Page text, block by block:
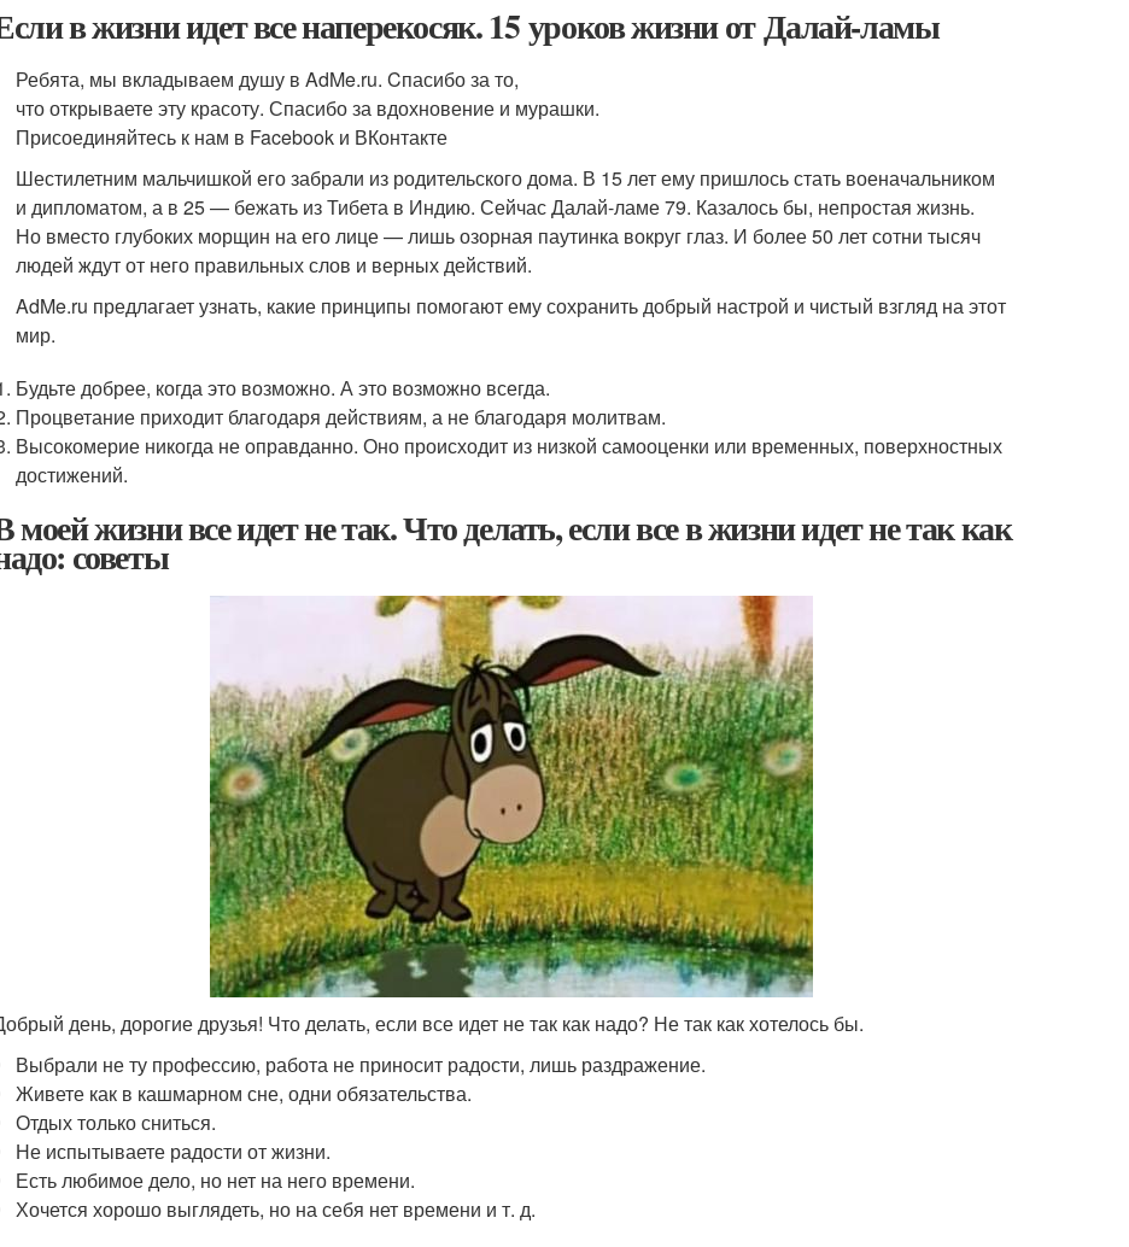
в жизни идет все наперекосяк. 15 уроков жизни от Далай-ламы
Ребята, мы вкладываем душу в AdMe.ru. Cпасибо за то,
что открываете эту красоту. Спасибо за вдохновение и мурашки.
Присоединяйтесь к нам в Facebook и ВКонтакте
Шестилетним мальчишкой его забрали из родительского дома. В 15 лет ему пришлось стать военачальником
и дипломатом, а в 25 — бежать из Тибета в Индию. Сейчас Далай-ламе 79. Казалось бы, непростая жизнь.
Но вместо глубоких морщин на его лице — лишь озорная паутинка вокруг глаз. И более 50 лет сотни тысяч
людей ждут от него правильных слов и верных действий.
AdMe.ru предлагает узнать, какие принципы помогают ему сохранить добрый настрой и чистый взгляд на этот
мир.
Будьте добрее, когда это возможно. А это возможно всегда.
Процветание приходит благодаря действиям, а не благодаря молитвам.
Высокомерие никогда не оправданно. Оно происходит из низкой самооценки или временных, поверхностных
достижений.
моей жизни все идет не так. Что делать, если все в жизни идет не так как
советы
день, дорогие друзья! Что делать, если все идет не так как надо? Не так как хотелось бы.
Выбрали не ту профессию, работа не приносит радости, лишь раздражение.
Живете как в кашмарном сне, одни обязательства.
Отдых только сниться.
Не испытываете радости от жизни.
Есть любимое дело, но нет на него времени.
Хочется хорошо выглядеть, но на себя нет времени и т. д.